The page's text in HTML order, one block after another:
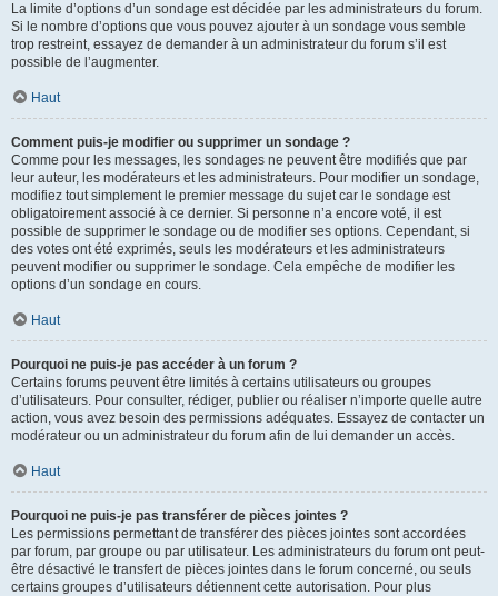
La limite d’options d’un sondage est décidée par les administrateurs du forum.
Si le nombre d’options que vous pouvez ajouter à un sondage vous semble
trop restreint, essayez de demander à un administrateur du forum s’il est
possible de l’augmenter.
Haut
Comment puis-je modifier ou supprimer un sondage ?
Comme pour les messages, les sondages ne peuvent être modifiés que par
leur auteur, les modérateurs et les administrateurs. Pour modifier un sondage,
modifiez tout simplement le premier message du sujet car le sondage est
obligatoirement associé à ce dernier. Si personne n’a encore voté, il est
possible de supprimer le sondage ou de modifier ses options. Cependant, si
des votes ont été exprimés, seuls les modérateurs et les administrateurs
peuvent modifier ou supprimer le sondage. Cela empêche de modifier les
options d’un sondage en cours.
Haut
Pourquoi ne puis-je pas accéder à un forum ?
Certains forums peuvent être limités à certains utilisateurs ou groupes
d’utilisateurs. Pour consulter, rédiger, publier ou réaliser n’importe quelle autre
action, vous avez besoin des permissions adéquates. Essayez de contacter un
modérateur ou un administrateur du forum afin de lui demander un accès.
Haut
Pourquoi ne puis-je pas transférer de pièces jointes ?
Les permissions permettant de transférer des pièces jointes sont accordées
par forum, par groupe ou par utilisateur. Les administrateurs du forum ont peut-
être désactivé le transfert de pièces jointes dans le forum concerné, ou seuls
certains groupes d’utilisateurs détiennent cette autorisation. Pour plus